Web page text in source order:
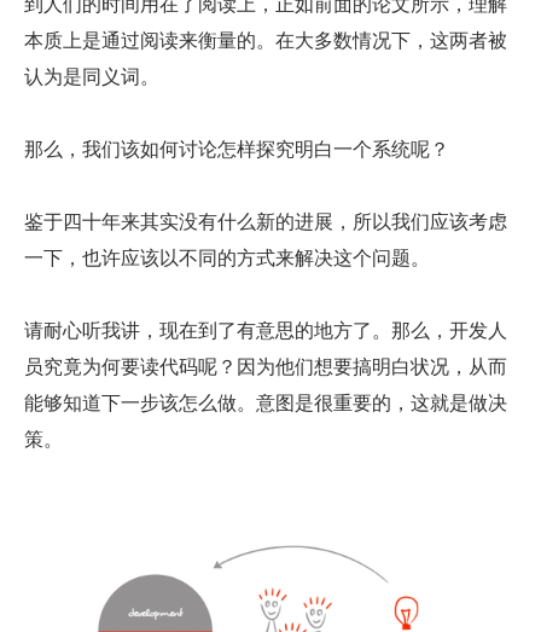
本质上是通过阅读来衡量的。在大多数情况下，这两者被
认为是同义词。
那么，我们该如何讨论怎样探究明白一个系统呢？
鉴于四十年来其实没有什么新的进展，所以我们应该考虑
一下，也许应该以不同的方式来解决这个问题。
请耐心听我讲，现在到了有意思的地方了。那么，开发人
员究竟为何要读代码呢？因为他们想要搞明白状况，从而
能够知道下一步该怎么做。意图是很重要的，这就是做决
策。